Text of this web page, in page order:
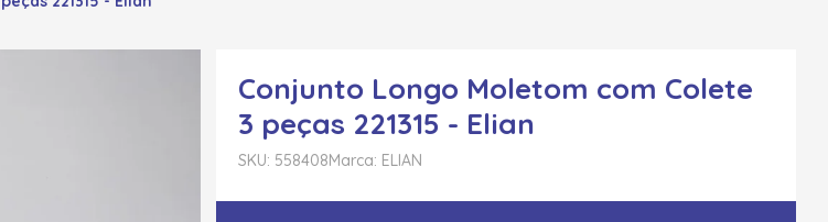
Conjunto Longo Moletom com Colete
3 peças 221315 - Elian
SKU: 558408Marca: ELIAN